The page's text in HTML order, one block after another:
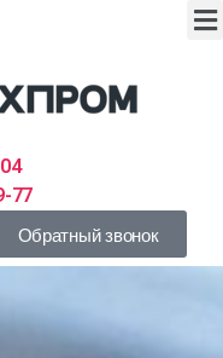
77
Обратный звонок